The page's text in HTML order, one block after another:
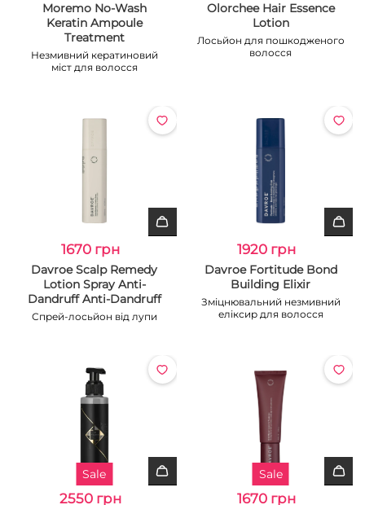
Moremo No-Wash
Keratin Ampoule
Treatment
Незмивний кератиновий
міст для волосся
Olorchee Hair Essence
Lotion
Лосьйон для пошкодженого
волосся
1670 грн
Davroe Scalp Remedy
Lotion Spray Anti-
Dandruff Anti-Dandruff
Спрей-лосьйон від лупи
1920 грн
Davroe Fortitude Bond
Building Elixir
Зміцнювальний незмивний
еліксир для волосся
Sale
2550 грн
Sale
1670 грн